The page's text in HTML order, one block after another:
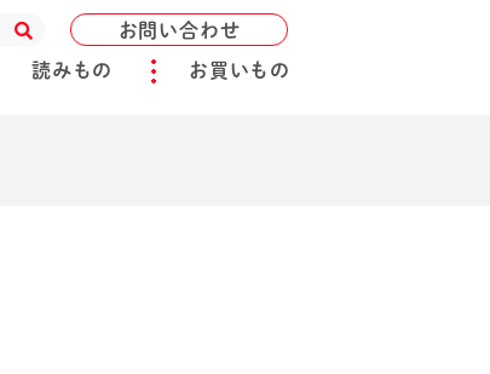
お問い合わせ
読みもの お買いもの